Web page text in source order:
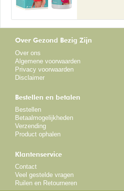
Over Gezond Bezig Zijn
Over ons
Algemene voorwaarden
Privacy voorwaarden
Disclaimer
Bestellen en betalen
Bestellen
Betaalmogelijkheden
Verzending
Product ophalen
Klantenservice
Contact
Veel gestelde vragen
Ruilen en Retourneren